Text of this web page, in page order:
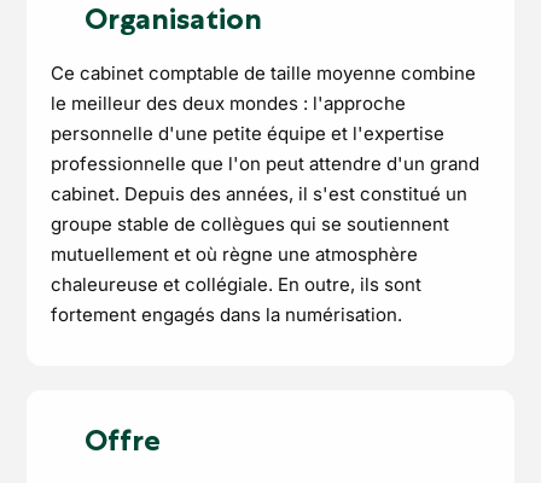
Organisation
Ce cabinet comptable de taille moyenne combine
le meilleur des deux mondes : l'approche
personnelle d'une petite équipe et l'expertise
professionnelle que l'on peut attendre d'un grand
cabinet. Depuis des années, il s'est constitué un
groupe stable de collègues qui se soutiennent
mutuellement et où règne une atmosphère
chaleureuse et collégiale. En outre, ils sont
fortement engagés dans la numérisation.
Offre